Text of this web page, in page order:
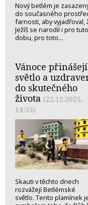
Nový betlém je
do současného
farnosti, aby vyjadřoval,
Ježíš se narodil i pro tuto
dobu, pro toto...
Vánoce přinášejí
světlo a
do skutečného
života (22.12.2025,
14:55)
Skauti v těchto dnech
rozvážejí Betlémské
světlo. Tento plamínek